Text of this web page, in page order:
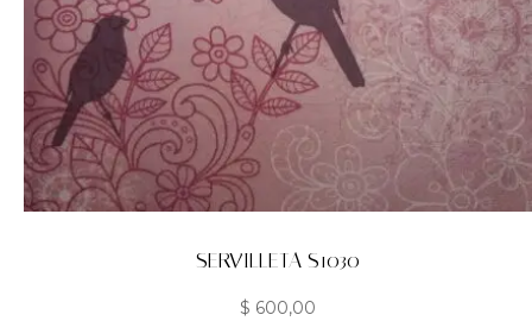
SERVILLETA S1030
$ 600,00